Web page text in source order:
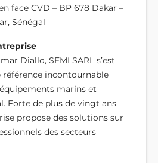
face CVD – BP 678 Dakar –
Sénégal
Diallo, SEMI SARL s’est
incontournable
marins et
Forte de plus de vingt ans
propose des solutions sur
des secteurs